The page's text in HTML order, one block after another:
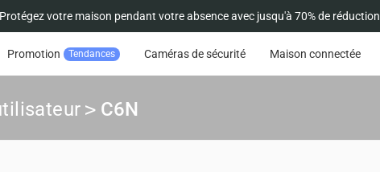
Protégez votre maison pendant votre absence avec jusqu'à 70% de réduction
Promotion Tendances Caméras de sécurité Maison connectée
> C6N